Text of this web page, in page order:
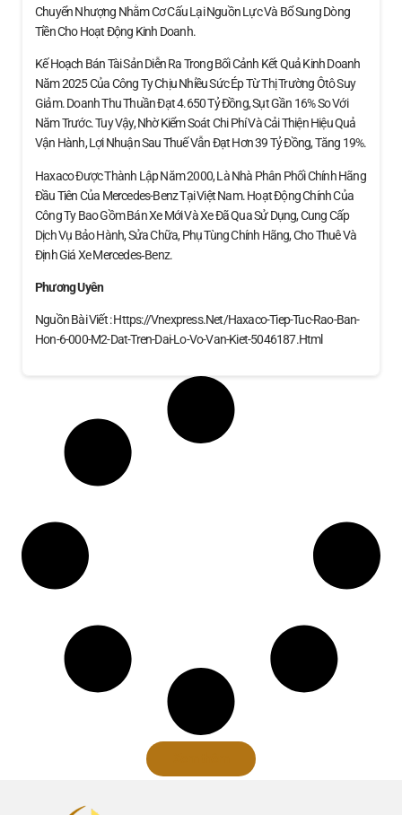
Chuyển Nhượng Nhằm Cơ Cấu Lại Nguồn Lực Và Bổ Sung Dòng
Tiền Cho Hoạt Động Kinh Doanh.
Kế Hoạch Bán Tài Sản Diễn Ra Trong Bối Cảnh Kết Quả Kinh Doanh
Năm 2025 Của Công Ty Chịu Nhiều Sức Ép Từ Thị Trường Ôtô Suy
Giảm. Doanh Thu Thuần Đạt 4.650 Tỷ Đồng, Sụt Gần 16% So Với
Năm Trước. Tuy Vậy, Nhờ Kiểm Soát Chi Phí Và Cải Thiện Hiệu Quả
Vận Hành, Lợi Nhuận Sau Thuế Vẫn Đạt Hơn 39 Tỷ Đồng, Tăng 19%.
Haxaco Được Thành Lập Năm 2000, Là Nhà Phân Phối Chính Hãng
Đầu Tiên Của Mercedes-Benz Tại Việt Nam. Hoạt Động Chính Của
Công Ty Bao Gồm Bán Xe Mới Và Xe Đã Qua Sử Dụng, Cung Cấp
Dịch Vụ Bảo Hành, Sửa Chữa, Phụ Tùng Chính Hãng, Cho Thuê Và
Định Giá Xe Mercedes‑Benz.
Phương Uyên
Nguồn Bài Viết : Https://vnexpress.net/haxaco-Tiep-Tuc-Rao-Ban-
Hon-6-000-M2-Dat-Tren-Dai-Lo-Vo-Van-Kiet-5046187.html